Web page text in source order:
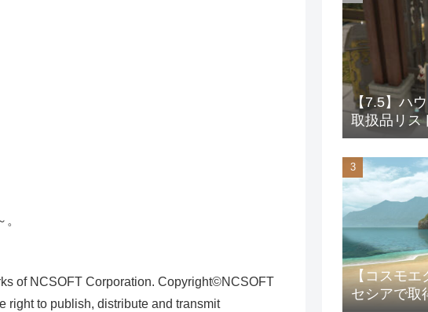
of NCSOFT Corporation. Copyright©NCSOFT
right to publish, distribute and transmit
【7.5】ハ
取扱品リス
【コスモ
セシアで取